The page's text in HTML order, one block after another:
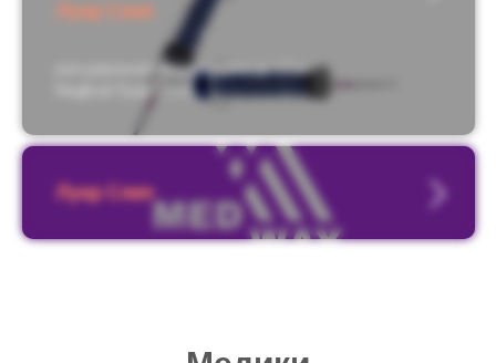
Луер Слип
расширенная градуировка до 60 мл
Луер Слип